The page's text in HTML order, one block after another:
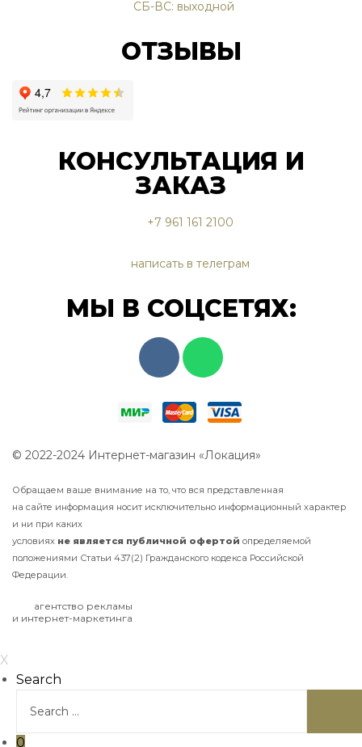
СБ-ВС: выходной
ОТЗЫВЫ
КОНСУЛЬТАЦИЯ И
ЗАКАЗ
+7 961 161 2100
написать в телеграм
МЫ В СОЦСЕТЯХ:
© 2022-2024 Интернет-магазин «Локация»
Обращаем ваше внимание на то, что вся представленная
на сайте информация носит исключительно информационный характер
и ни при каких
условиях не является публичной офертой определяемой
положениями Статьи 437(2) Гражданского кодекса Российской
Федерации.
агентство рекламы
и интернет-маркетинга
X
Search
0